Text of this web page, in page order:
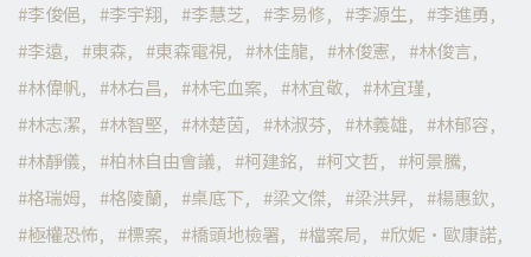
李俊俋
李宇翔 李慧芝 李易修 李源生
李進勇
李遠
東森 東森電視 林佳龍 林俊憲
林俊言
林偉帆
林右昌 林宅血案 林宜敬
林宜瑾
林志潔
林智堅 林楚茵 林淑芬 林義雄
林郁容
林靜儀
柏林自由會議 柯建銘 柯文哲
柯景騰
格瑞姆
格陵蘭 桌底下 梁文傑 梁洪昇
楊惠欽
極權恐怖
標案 橋頭地檢署 檔案局
欣妮·歐康諾